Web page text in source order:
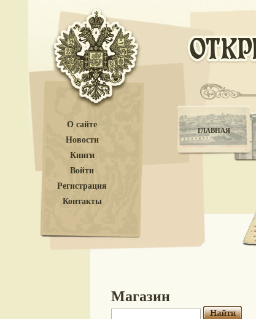
О сайте
Новости
Книги
Войти
Регистрация
Контакты
ГЛАВНАЯ
Магазин